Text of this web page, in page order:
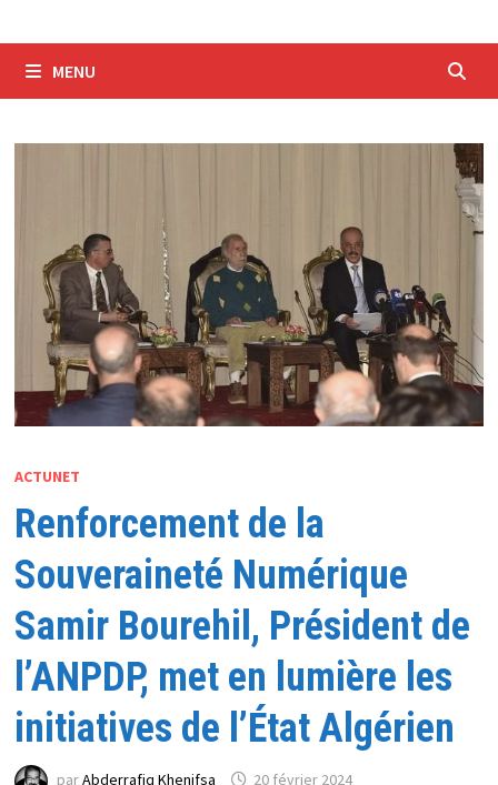
MENU
ACTUNET
Renforcement de la
Souveraineté Numérique
Samir Bourehil, Président de
l’ANPDP, met en lumière les
initiatives de l’État Algérien
parAbderrafiq Khenifsa 20 février 2024